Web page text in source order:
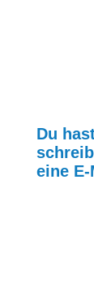
Du
eine